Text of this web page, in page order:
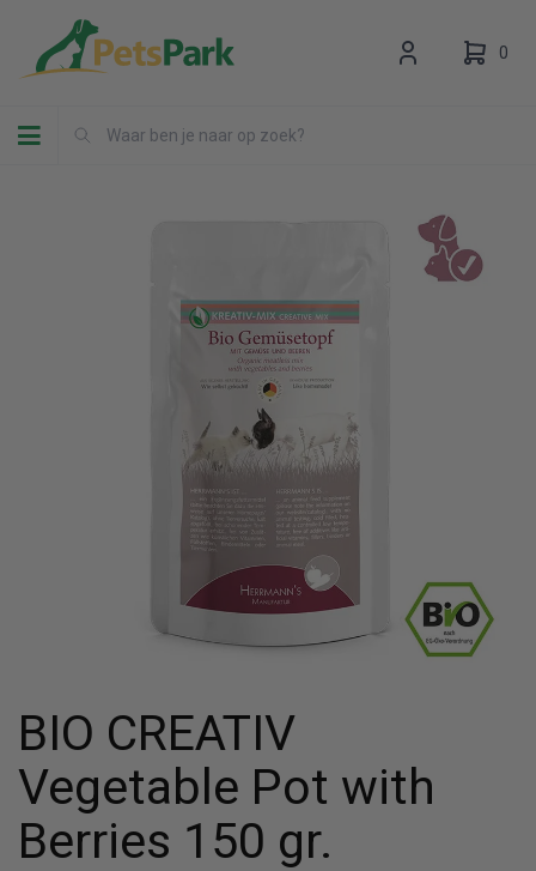
Toggle navigation
0
Uw winkelwagen is leeg.
Vul hem met producten.
BIO CREATIV
Vegetable Pot with
Berries 150 gr.